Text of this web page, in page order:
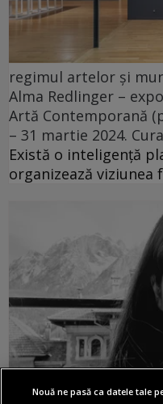
regimul artelor și
Alma Redlinger –
Artă Contemporană
– 31 martie 2024.
Există o inteligență
organizează viziunea
Nouă ne pasă ca datele tale